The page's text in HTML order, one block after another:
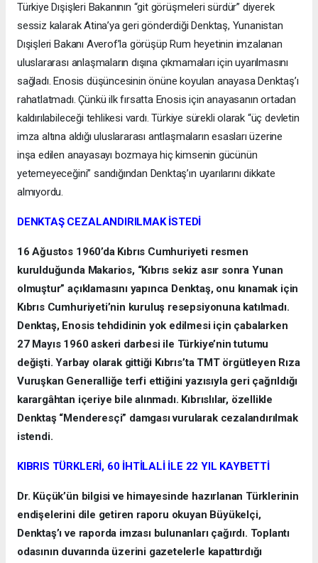
Türkiye Dışişleri Bakanının “git görüşmeleri sürdür” diyerek
sessiz kalarak Atina’ya geri gönderdiği Denktaş, Yunanistan
Dışişleri Bakanı Averof’la görüşüp Rum heyetinin imzalanan
uluslararası anlaşmaların dışına çıkmamaları için uyarılmasını
sağladı. Enosis düşüncesinin önüne koyulan anayasa Denktaş’ı
rahatlatmadı. Çünkü ilk fırsatta Enosis için anayasanın ortadan
kaldırılabileceği tehlikesi vardı. Türkiye sürekli olarak “üç devletin
imza altına aldığı uluslararası antlaşmaların esasları üzerine
inşa edilen anayasayı bozmaya hiç kimsenin gücünün
yetemeyeceğini” sandığından Denktaş’ın uyarılarını dikkate
almıyordu.
DENKTAŞ CEZALANDIRILMAK İSTEDİ
16 Ağustos 1960’da Kıbrıs Cumhuriyeti resmen
kurulduğunda Makarios, “Kıbrıs sekiz asır sonra Yunan
olmuştur” açıklamasını yapınca Denktaş, onu kınamak için
Kıbrıs Cumhuriyeti’nin kuruluş resepsiyonuna katılmadı.
Denktaş, Enosis tehdidinin yok edilmesi için çabalarken
27 Mayıs 1960 askeri darbesi ile Türkiye’nin tutumu
değişti. Yarbay olarak gittiği Kıbrıs’ta TMT örgütleyen Rıza
Vuruşkan Generalliğe terfi ettiğini yazısıyla geri çağrıldığı
karargâhtan içeriye bile alınmadı. Kıbrıslılar, özellikle
Denktaş “Menderesçi” damgası vurularak cezalandırılmak
istendi.
KIBRIS TÜRKLERİ, 60 İHTİLALİ İLE 22 YIL KAYBETTİ
Dr. Küçük’ün bilgisi ve himayesinde hazırlanan Türklerinin
endişelerini dile getiren raporu okuyan Büyükelçi,
Denktaş’ı ve raporda imzası bulunanları çağırdı. Toplantı
odasının duvarında üzerini gazetelerle kapattırdığı